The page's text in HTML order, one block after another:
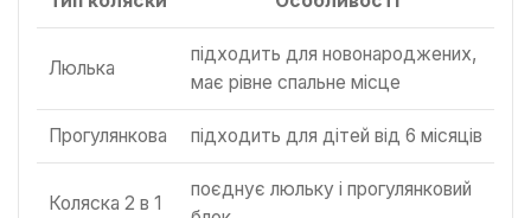
Люлька
підходить для новонароджених,
має рівне спальне місце
Прогулянкова підходить для дітей від 6 місяців
Коляска 2 в 1
поєднує люльку і прогулянковий